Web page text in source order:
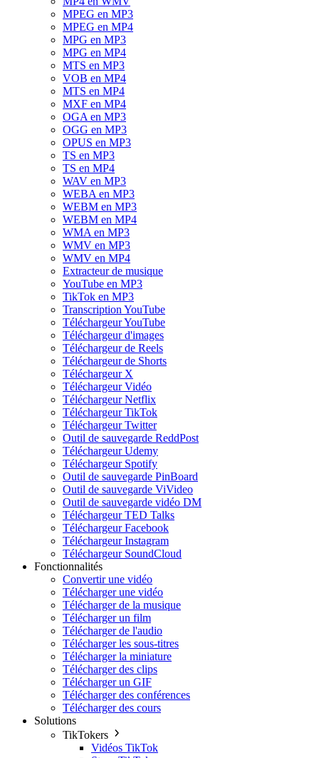
MPEG en MP3
MPEG en MP4
MPG en MP3
MPG en MP4
MTS en MP3
VOB en MP4
MTS en MP4
MXF en MP4
OGA en MP3
OGG en MP3
OPUS en MP3
TS en MP3
TS en MP4
WAV en MP3
WEBA en MP3
WEBM en MP3
WEBM en MP4
WMA en MP3
WMV en MP3
WMV en MP4
Extracteur de musique
YouTube en MP3
TikTok en MP3
Transcription YouTube
Téléchargeur YouTube
Téléchargeur d'images
Téléchargeur de Reels
Téléchargeur de Shorts
Téléchargeur X
Téléchargeur Vidéo
Téléchargeur Netflix
Téléchargeur TikTok
Téléchargeur Twitter
Outil de sauvegarde ReddPost
Téléchargeur Udemy
Téléchargeur Spotify
Outil de sauvegarde PinBoard
Outil de sauvegarde ViVideo
Outil de sauvegarde vidéo DM
Téléchargeur TED Talks
Téléchargeur Facebook
Téléchargeur Instagram
Téléchargeur SoundCloud
Fonctionnalités
Convertir une vidéo
Télécharger une vidéo
Télécharger de la musique
Télécharger un film
Télécharger de l'audio
Télécharger les sous-titres
Télécharger la miniature
Télécharger des clips
Télécharger un GIF
Télécharger des conférences
Télécharger des cours
Solutions
TikTokers
Vidéos TikTok